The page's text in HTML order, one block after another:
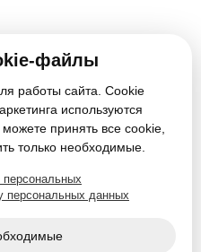
файлы
работы сайта. Cookie
используются
принять все cookie,
только необходимые.
персональных
персональных данных